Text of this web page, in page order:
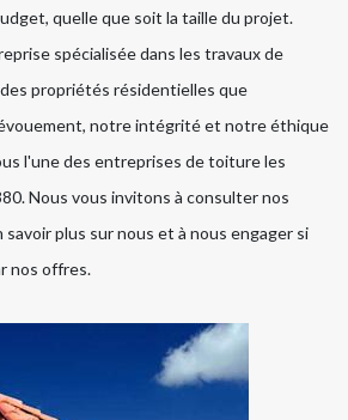
quelle que soit la taille du projet.
spécialisée dans les travaux de
propriétés résidentielles que
notre intégrité et notre éthique
l'une des entreprises de toiture les
Nous vous invitons à consulter nos
plus sur nous et à nous engager si
nos offres.